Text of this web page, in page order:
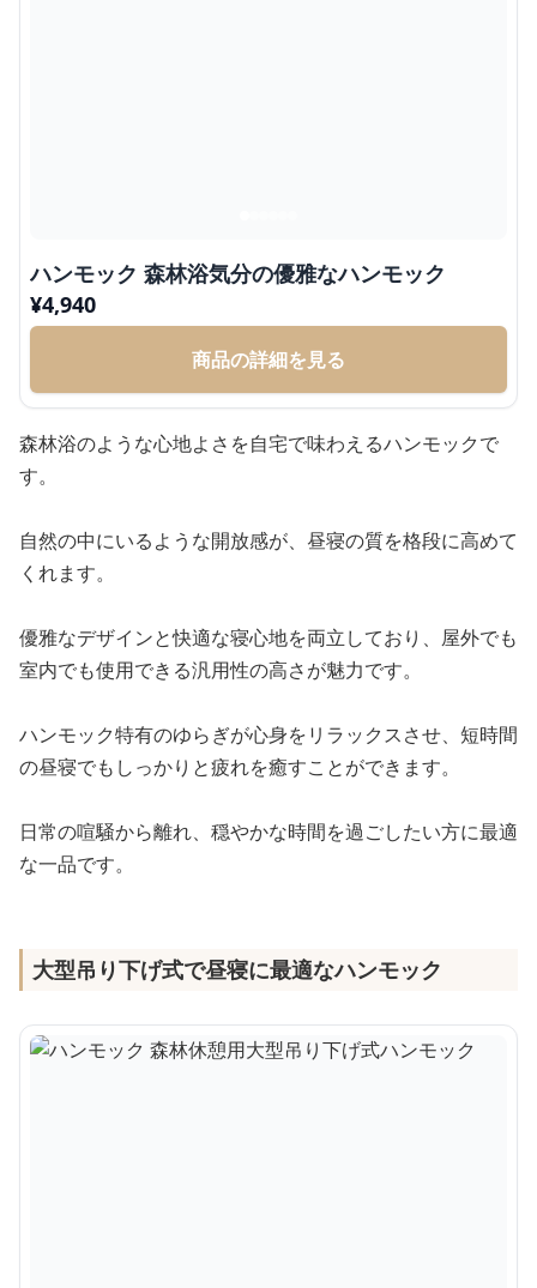
ハンモック 森林浴気分の優雅なハンモック
¥4,940
商品の詳細を見る
森林浴のような心地よさを自宅で味わえるハンモックで
す。
自然の中にいるような開放感が、昼寝の質を格段に高めて
くれます。
優雅なデザインと快適な寝心地を両立しており、屋外でも
室内でも使用できる汎用性の高さが魅力です。
ハンモック特有のゆらぎが心身をリラックスさせ、短時間
の昼寝でもしっかりと疲れを癒すことができます。
日常の喧騒から離れ、穏やかな時間を過ごしたい方に最適
な一品です。
大型吊り下げ式で昼寝に最適なハンモック